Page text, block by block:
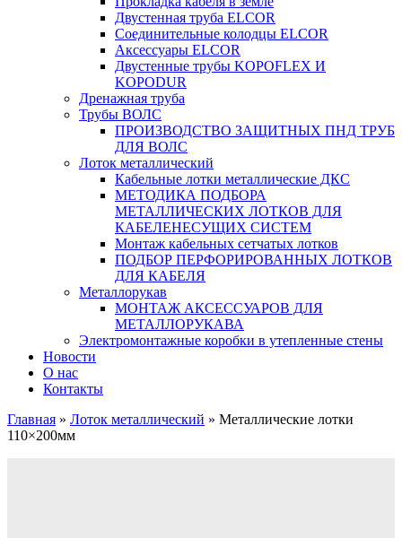
Двустенная труба ELCOR
Соединительные колодцы ELCOR
Аксессуары ELCOR
Двустенные трубы KOPOFLEX И
KOPODUR
Дренажная труба
Трубы ВОЛС
ПРОИЗВОДСТВО ЗАЩИТНЫХ ПНД ТРУБ
ДЛЯ ВОЛС
Лоток металлический
Кабельные лотки металлические ДКС
МЕТОДИКА ПОДБОРА
МЕТАЛЛИЧЕСКИХ ЛОТКОВ ДЛЯ
КАБЕЛЕНЕСУЩИХ СИСТЕМ
Монтаж кабельных сетчатых лотков
ПОДБОР ПЕРФОРИРОВАННЫХ ЛОТКОВ
ДЛЯ КАБЕЛЯ
Металлорукав
МОНТАЖ АКСЕССУАРОВ ДЛЯ
МЕТАЛЛОРУКАВА
Электромонтажные коробки в утепленные стены
Новости
О нас
Контакты
Главная » Лоток металлический » Металлические лотки
110×200мм